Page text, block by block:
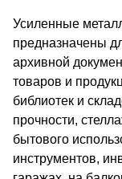
Усиленные
предназначены
архивной
товаров и
библиотек и
прочности,
бытового
инструментов,